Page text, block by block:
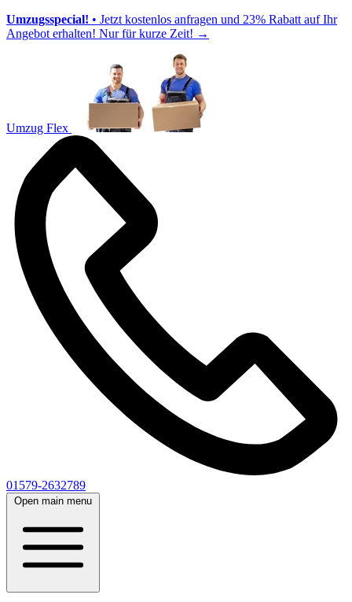
Umzugsspecial! • Jetzt kostenlos anfragen und 23% Rabatt auf Ihr
Angebot erhalten! Nur für kurze Zeit! →
Umzug Flex
01579-2632789
Open main menu